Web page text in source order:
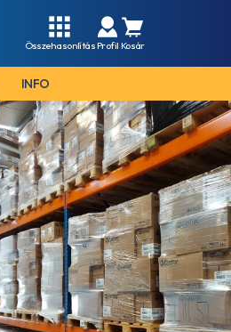
Összehasonlítás Profil Kosár
INFO